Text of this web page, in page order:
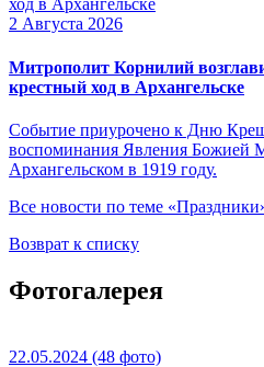
2 Августа 2026
Митрополит Корнилий
крестный ход в Архангельске
Событие приурочено к Дню
воспоминания Явления Божией
Архангельском в 1919 году.
Все новости по теме
Возврат к списку
Фотогалерея
22.05.2024 (48 фото)